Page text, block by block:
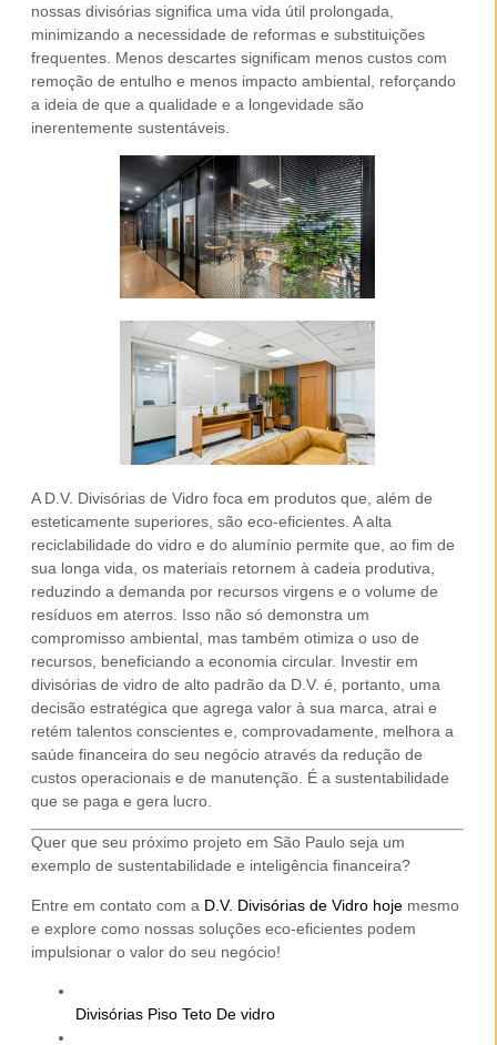
nossas divisórias significa uma vida útil prolongada,
minimizando a necessidade de reformas e substituições
frequentes. Menos descartes significam menos custos com
remoção de entulho e menos impacto ambiental, reforçando
a ideia de que a qualidade e a longevidade são
inerentemente sustentáveis.
A D.V. Divisórias de Vidro foca em produtos que, além de
esteticamente superiores, são eco-eficientes . A alta
reciclabilidade do vidro e do alumínio permite que, ao fim de
sua longa vida, os materiais retornem à cadeia produtiva,
reduzindo a demanda por recursos virgens e o volume de
resíduos em aterros. Isso não só demonstra um
compromisso ambiental, mas também otimiza o uso de
recursos, beneficiando a economia circular. Investir em
divisórias de vidro de alto padrão da D.V. é, portanto, uma
decisão estratégica que agrega valor à sua marca, atrai e
retém talentos conscientes e, comprovadamente, melhora a
saúde financeira do seu negócio através da redução de
custos operacionais e de manutenção. É a sustentabilidade
que se paga e gera lucro.
Quer que seu próximo projeto em São Paulo seja um
exemplo de sustentabilidade e inteligência financeira?
Entre em contato com a D.V. Divisórias de Vidro hoje mesmo
e explore como nossas soluções eco-eficientes podem
impulsionar o valor do seu negócio!
Divisórias Piso Teto De vidro